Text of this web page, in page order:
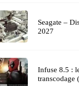
Seagate –
2027
Infuse 8.5 :
transcodage